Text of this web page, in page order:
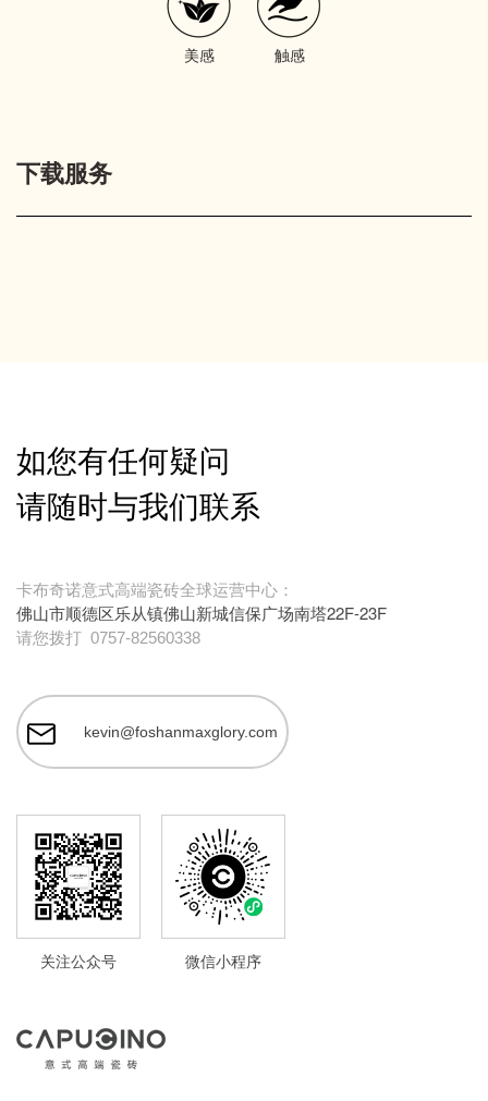
美感 触感
下载服务
如您有任何疑问
请随时与我们联系
卡布奇诺意式高端瓷砖全球运营中心：
佛山市顺德区乐从镇佛山新城信保广场南塔22F-23F
请您拨打 0757-82560338
kevin@foshanmaxglory.com
关注公众号 微信小程序